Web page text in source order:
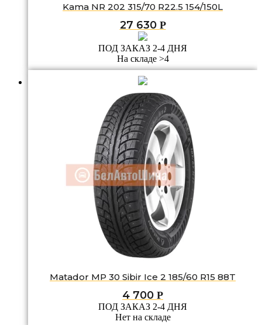
Kama NR 202 315/70 R22.5 154/150L
27 630 Р
ПОД ЗАКАЗ 2-4 ДНЯ
На складе >4
Matador MP 30 Sibir Ice 2 185/60 R15 88T
4 700 Р
ПОД ЗАКАЗ 2-4 ДНЯ
Нет на складе